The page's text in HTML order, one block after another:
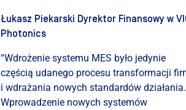
Łukasz Piekarski Dyrektor Finansowy w
Photonics
“Wdrożenie systemu MES było jedynie
częścią udanego procesu transformacji
i wdrażania nowych standardów działania.
Wprowadzenie nowych systemów